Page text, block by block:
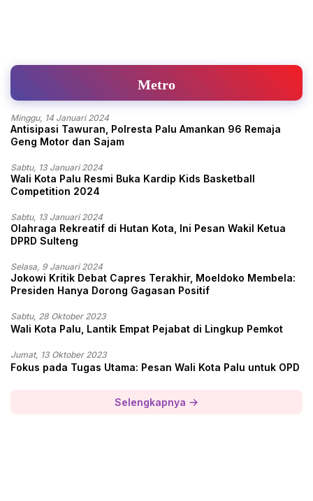
Metro
Minggu, 14 Januari 2024
Antisipasi Tawuran, Polresta Palu Amankan 96 Remaja
Geng Motor dan Sajam
Sabtu, 13 Januari 2024
Wali Kota Palu Resmi Buka Kardip Kids Basketball
Competition 2024
Sabtu, 13 Januari 2024
Olahraga Rekreatif di Hutan Kota, Ini Pesan Wakil Ketua
DPRD Sulteng
Selasa, 9 Januari 2024
Jokowi Kritik Debat Capres Terakhir, Moeldoko Membela:
Presiden Hanya Dorong Gagasan Positif
Sabtu, 28 Oktober 2023
Wali Kota Palu, Lantik Empat Pejabat di Lingkup Pemkot
Jumat, 13 Oktober 2023
Fokus pada Tugas Utama: Pesan Wali Kota Palu untuk OPD
Selengkapnya